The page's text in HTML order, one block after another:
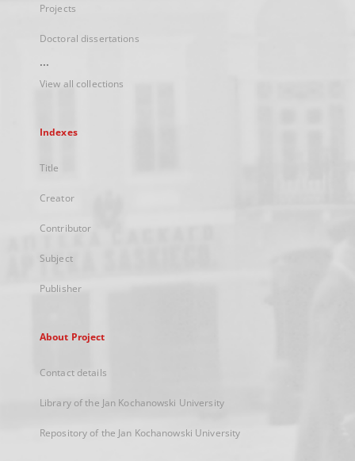
Projects
Doctoral dissertations
...
View all collections
Indexes
Title
Creator
Contributor
Subject
Publisher
About Project
Contact details
Library of the Jan Kochanowski University
Repository of the Jan Kochanowski University